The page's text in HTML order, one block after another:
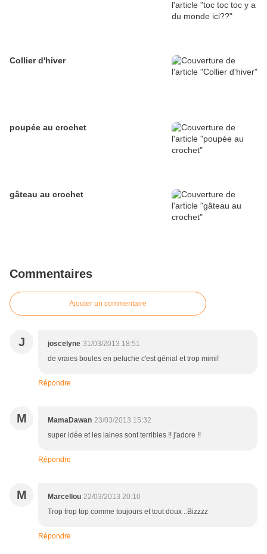
Collier d'hiver
poupée au crochet
gâteau au crochet
Commentaires
Ajouter un commentaire
J joscelyne 31/03/2013 18:51
de vraies boules en peluche c'est génial et trop mimi!
Répondre
M MamaDawan 23/03/2013 15:32
super idée et les laines sont terribles !! j'adore !!
Répondre
M Marcellou 22/03/2013 20:10
Trop trop top comme toujours et tout doux ..Bizzzz
Répondre